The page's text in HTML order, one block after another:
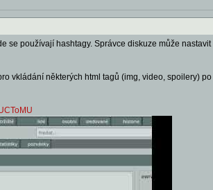
se používají hashtagy. Správce diskuze může
vkládání některých html tagů (img, video, spoilery)